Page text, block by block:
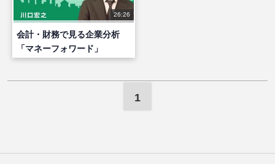
26:26
会計・財務で見る企業分析
「マネーフォワード」
1